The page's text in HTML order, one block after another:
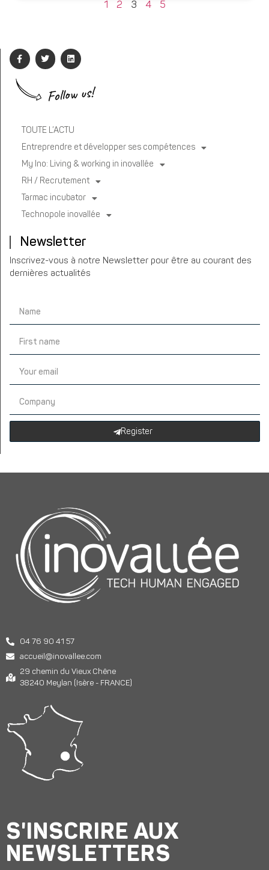
1 2 3 4 5
Follow us!
TOUTE L’ACTU
Entreprendre et développer ses compétences
My Ino: Living & working in inovallée
RH / Recrutement
Tarmac incubator
Technopole inovallée
Newsletter
Inscrivez-vous à notre Newsletter pour être au courant des
dernières actualités
Register
04 76 90 41 57
accueil@inovallee.com
29 chemin du Vieux Chêne
38240 Meylan (Isère - FRANCE)
S'INSCRIRE AUX
NEWSLETTERS